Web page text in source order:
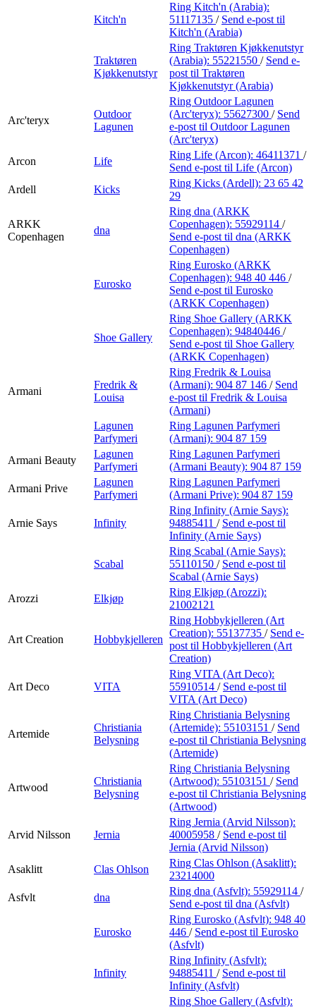
Kitch'n
Ring Kitch'n (Arabia):
51117135 / Send e-post til
Kitch'n (Arabia)
Traktøren
Kjøkkenutstyr
Ring Traktøren Kjøkkenutstyr
(Arabia): 55221550 / Send e-
post til Traktøren
Kjøkkenutstyr (Arabia)
Arc'teryx
Outdoor
Lagunen
Ring Outdoor Lagunen
(Arc'teryx): 55627300 / Send
e-post til Outdoor Lagunen
(Arc'teryx)
Arcon
Life
Ring Life (Arcon): 46411371 /
Send e-post til Life (Arcon)
Ardell
Kicks
Ring Kicks (Ardell): 23 65 42
29
ARKK
Copenhagen
dna
Ring dna (ARKK
Copenhagen): 55929114 /
Send e-post til dna (ARKK
Copenhagen)
Eurosko
Ring Eurosko (ARKK
Copenhagen): 948 40 446 /
Send e-post til Eurosko
(ARKK Copenhagen)
Shoe Gallery
Ring Shoe Gallery (ARKK
Copenhagen): 94840446 /
Send e-post til Shoe Gallery
(ARKK Copenhagen)
Armani
Fredrik &
Louisa
Ring Fredrik & Louisa
(Armani): 904 87 146 / Send
e-post til Fredrik & Louisa
(Armani)
Lagunen
Parfymeri
Ring Lagunen Parfymeri
(Armani): 904 87 159
Armani Beauty
Lagunen
Parfymeri
Ring Lagunen Parfymeri
(Armani Beauty): 904 87 159
Armani Prive
Lagunen
Parfymeri
Ring Lagunen Parfymeri
(Armani Prive): 904 87 159
Arnie Says Infinity
Ring Infinity (Arnie Says):
94885411 / Send e-post til
Infinity (Arnie Says)
Scabal
Ring Scabal (Arnie Says):
55110150 / Send e-post til
Scabal (Arnie Says)
Arozzi
Elkjøp
Ring Elkjøp (Arozzi):
21002121
Art Creation Hobbykjelleren
Ring Hobbykjelleren (Art
Creation): 55137735 / Send e-
post til Hobbykjelleren (Art
Creation)
Art Deco VITA
Ring VITA (Art Deco):
55910514 / Send e-post til
VITA (Art Deco)
Artemide
Christiania
Belysning
Ring Christiania Belysning
(Artemide): 55103151 / Send
e-post til Christiania Belysning
(Artemide)
Artwood
Christiania
Belysning
Ring Christiania Belysning
(Artwood): 55103151 / Send
e-post til Christiania Belysning
(Artwood)
Arvid Nilsson Jernia
Ring Jernia (Arvid Nilsson):
40005958 / Send e-post til
Jernia (Arvid Nilsson)
Asaklitt
Clas Ohlson
Ring Clas Ohlson (Asaklitt):
23214000
Asfvlt
dna
Ring dna (Asfvlt): 55929114 /
Send e-post til dna (Asfvlt)
Eurosko
Ring Eurosko (Asfvlt): 948 40
446 / Send e-post til Eurosko
(Asfvlt)
Infinity
Ring Infinity (Asfvlt):
94885411 / Send e-post til
Infinity (Asfvlt)
Ring Shoe Gallery (Asfvlt):